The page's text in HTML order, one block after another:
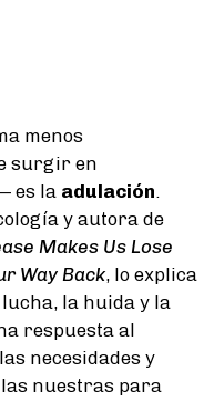
menos
surgir en
es la adulación.
y autora de
Makes Us Lose
Way Back, lo explica
la huida y la
respuesta al
necesidades y
las nuestras para